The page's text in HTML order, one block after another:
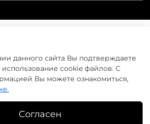
данного сайта Вы подтверждаете
использование cookie файлов. С
Вы можете ознакомиться,
Согласен